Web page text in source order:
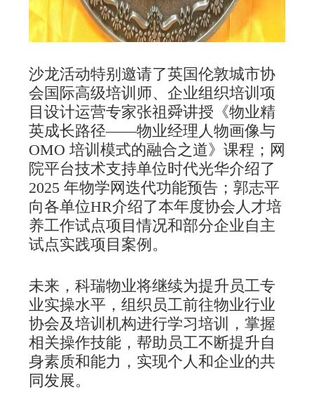
沙龙活动特别邀请了英国伦敦城市协
会国际高级培训师、企业组织培训项
目设计运营专家张祖舜讲授《物业精
英成长路径——物业经理人物画像与
OMO 培训模式的融合之道》课程；网
院平台技术支持单位时代光华介绍了
2025 年物学网迭代功能预告；郭志平
向各单位HR介绍了本年度协会人才培
养工作试点项目情况和部分企业自主
试点实践项目案例。
未来，科瑞物业将继续为提升员工专
业实操水平，组织员工前往物业行业
协会及培训机构进行学习培训，掌握
相关操作技能，帮助员工不断提升自
身素质和能力，实现个人和企业的共
同发展。